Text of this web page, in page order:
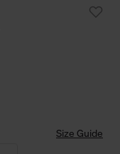
Size Guide